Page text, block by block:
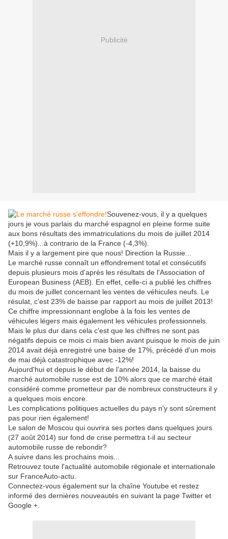
Publicité
Souvenez-vous, il y a quelques
jours je vous parlais du marché espagnol en pleine forme suite
aux bons résultats des immatriculations du mois de juillet 2014
(+10,9%)...à contrario de la France (-4,3%).
Mais il y a largement pire que nous! Direction la Russie...
Le marché russe connaît un effondrement total et consécutifs
depuis plusieurs mois d'après les résultats de l'Association of
European Business (AEB). En effet, celle-ci a publié les chiffres
du mois de juillet concernant les ventes de véhicules neufs. Le
résulat, c'est 23% de baisse par rapport au mois de juillet 2013!
Ce chiffre impressionnant englobe à la fois les ventes de
véhicules légers mais également les véhicules professionnels.
Mais le plus dur dans cela c'est que les chiffres ne sont pas
négatifs depuis ce mois ci mais bien avant puisque le mois de juin
2014 avait déjà enregistré une baise de 17%, précédé d'un mois
de mai déjà catastrophique avec -12%!
Aujourd'hui et depuis le début de l'année 2014, la baisse du
marché automobile russe est de 10% alors que ce marché était
considéré comme prometteur par de nombreux constructeurs il y
a quelques mois encore.
Les complications politiques actuelles du pays n'y sont sûrement
pas pour rien également!
Le salon de Moscou qui ouvrira ses portes dans quelques jours
(27 août 2014) sur fond de crise permettra t-il au secteur
automobile russe de rebondir?
A suivre dans les prochains mois...
Retrouvez toute l'actualité automobile régionale et internationale
sur FranceAuto-actu.
Connectez-vous également sur la chaîne Youtube et restez
informé des dernières nouveautés en suivant la page Twitter et
Google +.